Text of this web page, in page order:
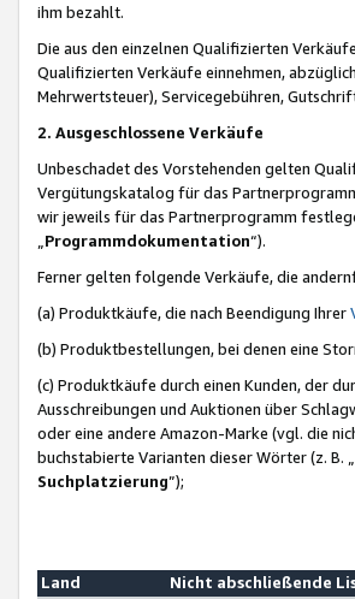
ihm bezahlt.
Die aus den einzelnen Qualifizierten
Qualifizierten Verkäufe einnehmen,
Mehrwertsteuer), Servicegebühren,
2. Ausgeschlossene Verkäufe
Unbeschadet des Vorstehenden gelten
Vergütungskatalog für das
wir jeweils für das Partnerprogramm
Programmdokumentation“).
Ferner gelten folgende Verkäufe, die
(a) Produktkäufe, die nach Beendigung Ihrer
(b) Produktbestellungen, bei denen eine
(c) Produktkäufe durch einen Kunden, der
Ausschreibungen und Auktionen über
oder eine andere Amazon-Marke (vgl. die
buchstabierte Varianten dieser Wörter (z. B.
Suchplatzierung”);
Land
Nicht abschließende